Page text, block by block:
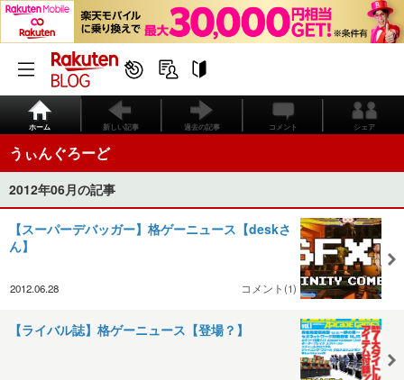
ホーム 新しい記事 過去の記事 コメント シェア
うぃんぐろーど
2012年06月の記事
【スーパーデバッガー】格ゲーニュース【deskさ
ん】
2012.06.28 コメント(1)
【ライバル誌】格ゲーニュース【登場？】